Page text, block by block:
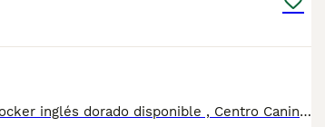
Precioso macho de cocker inglés dorado disponible , Centro Canino Vallbonica es mucho más que un centro de cría , es una familia comprometida con el bienestar animal y la cria responsable, por ello todos nuestros bebés nacen y se crían en nuestras instalaciones , asegurando así un correcto desarrollo y una magnífica socialización, consiguiendo en cada ejemplar un carácter juguetón y extrovertido algo primordial para su adaptación como un miembro más en tu familia . Se entregan con el carnet de vacunas con el plan correspondiente a su edad , desparasitados y microchip implantado y activado en registro de Anicom. Facilitamos junto al cachorro contrato de compra con garantías víricas de 15 días y congénitas de 1 año . Contamos con un gran equipo de profesionales entre los que se encuentran educadores, auxiliares y Veterinarios ofreciendo los controles sanitarios necesarios así como continua vigilancia asegurando su bienestar . Hacemos envíos a toda España con empresa de transporte privado, proporcionando un viaje confortable y ofreciendo las atenciones necesarias a nuestros bebés . Si estás interesado en alguno de nuestros ejemplares solicita información sin compromiso al 722269698 . También atendemos vía WhatsApp . PRECIO REAL ( incluye el IVA) . Núcleo zoológico B2501315